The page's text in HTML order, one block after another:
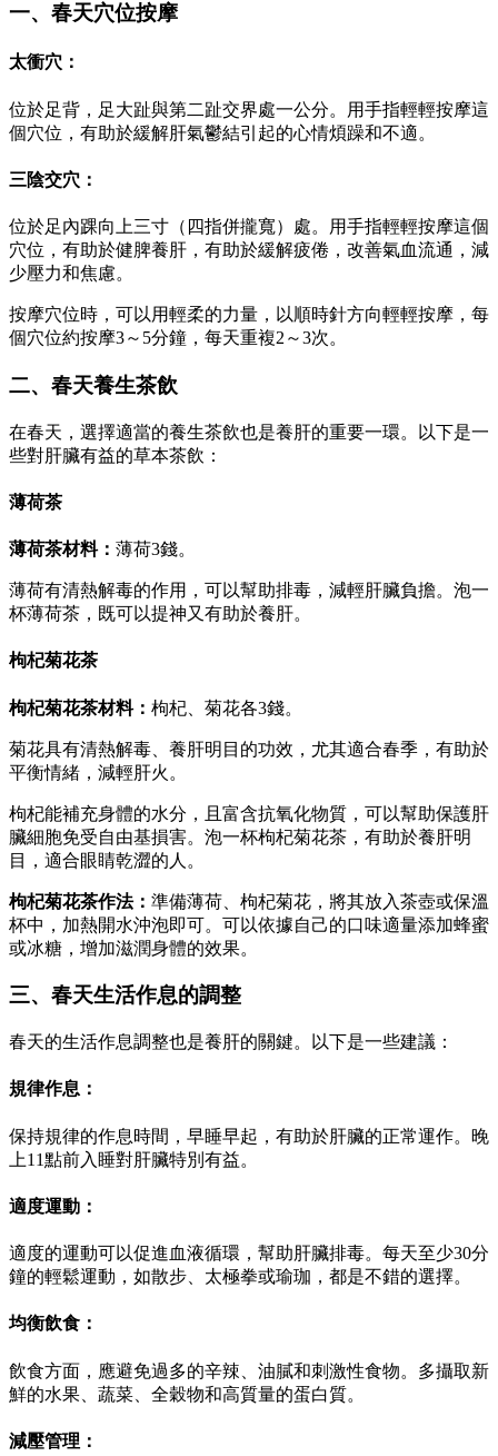
一、春天穴位按摩
太衝穴：
位於足背，足大趾與第二趾交界處一公分。用手指輕輕按摩這
個穴位，有助於緩解肝氣鬱結引起的心情煩躁和不適。
三陰交穴：
位於足內踝向上三寸（四指併攏寬）處。用手指輕輕按摩這個
穴位，有助於健脾養肝，有助於緩解疲倦，改善氣血流通，減
少壓力和焦慮。
按摩穴位時，可以用輕柔的力量，以順時針方向輕輕按摩，每
個穴位約按摩3～5分鐘，每天重複2～3次。
二、春天養生茶飲
在春天，選擇適當的養生茶飲也是養肝的重要一環。以下是一
些對肝臟有益的草本茶飲：
薄荷茶
薄荷茶材料： 薄荷3錢。
薄荷有清熱解毒的作用，可以幫助排毒，減輕肝臟負擔。泡一
杯薄荷茶，既可以提神又有助於養肝。
枸杞菊花茶
枸杞菊花茶材料： 枸杞、菊花各3錢。
菊花具有清熱解毒、養肝明目的功效，尤其適合春季，有助於
平衡情緒，減輕肝火。
枸杞能補充身體的水分，且富含抗氧化物質，可以幫助保護肝
臟細胞免受自由基損害。泡一杯枸杞菊花茶，有助於養肝明
目，適合眼睛乾澀的人。
枸杞菊花茶作法： 準備薄荷、枸杞菊花，將其放入茶壺或保溫
杯中，加熱開水沖泡即可。可以依據自己的口味適量添加蜂蜜
或冰糖，增加滋潤身體的效果。
三、春天生活作息的調整
春天的生活作息調整也是養肝的關鍵。以下是一些建議：
規律作息：
保持規律的作息時間，早睡早起，有助於肝臟的正常運作。晚
上11點前入睡對肝臟特別有益。
適度運動：
適度的運動可以促進血液循環，幫助肝臟排毒。每天至少30分
鐘的輕鬆運動，如散步、太極拳或瑜珈，都是不錯的選擇。
均衡飲食：
飲食方面，應避免過多的辛辣、油膩和刺激性食物。多攝取新
鮮的水果、蔬菜、全穀物和高質量的蛋白質。
減壓管理：